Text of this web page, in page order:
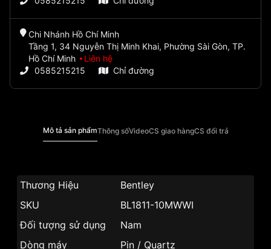
Chi Nhánh Hồ Chí Minh
Tầng 1, 34 Nguyễn Thị Minh Khai, Phường Sài Gòn, TP.
Hồ Chí Minh
Liên hệ
0585215215
Chỉ đường
Mô tả sản phẩmThông sốVideoCS giao hàngCS đổi trả
Thương Hiệu
Bentley
SKU
BL1811-10MWWI
Đối tượng sử dụng
Nam
Dòng máy
Pin / Quartz